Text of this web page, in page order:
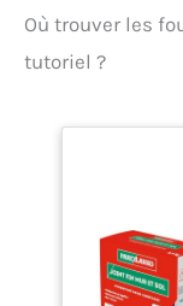
Où trouver les
tutoriel ?